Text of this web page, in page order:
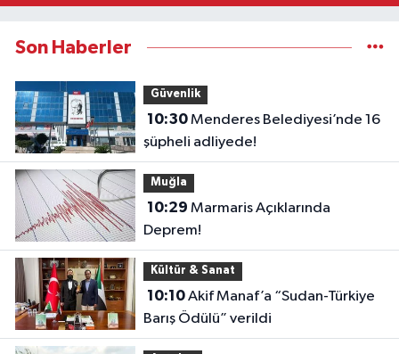
Son Haberler
Güvenlik
10:30Menderes Belediyesi’nde 16
şüpheli adliyede!
Muğla
10:29
Deprem!
Kültür & Sanat
10:10Akif Manaf’a “Sudan-Türkiye
Barış Ödülü” verildi